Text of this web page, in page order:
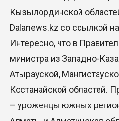
Кызылординской
Dalanews.kz со ссылкой
Интересно, что в
министра из Западно-
Атырауской,
Костанайской областей.
– уроженцы южных